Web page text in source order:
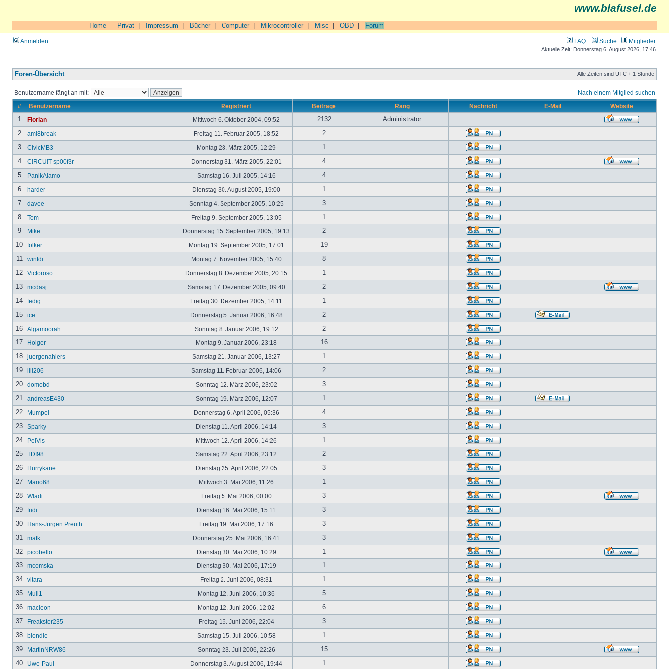
www.blafusel.de
Home Privat Impressum Bücher| Computer| Mikrocontroller| Misc OBD Forum
Anmelden FAQ Suche Mitglieder
Aktuelle Zeit: Donnerstag 6. August 2026, 17:46
Foren-Übersicht Alle Zeiten sind UTC + 1 Stunde
Benutzername fängt an mit: Nach einem Mitglied suchen
# Benutzername Registriert Beiträge Rang Nachricht E-Mail Website
1 Florian Mittwoch 6. Oktober 2004, 09:52 2132
Administrator
2
ami8break Freitag 11. Februar 2005, 18:52
2
3
CivicMB3 Montag 28. März 2005, 12:29
1
4
C!RCU!T sp00f3r Donnerstag 31. März 2005, 22:01
4
5
PanikAlamo Samstag 16. Juli 2005, 14:16
4
6
harder Dienstag 30. August 2005, 19:00
1
7
davee Sonntag 4. September 2005, 10:25
3
8
Tom Freitag 9. September 2005, 13:05
1
9
Mike Donnerstag 15. September 2005, 19:13
2
10
folker Montag 19. September 2005, 17:01
19
11
wintdi Montag 7. November 2005, 15:40
8
12
Victoroso Donnerstag 8. Dezember 2005, 20:15
1
13
mcdasj Samstag 17. Dezember 2005, 09:40
2
14
fedig Freitag 30. Dezember 2005, 14:11
1
15
ice Donnerstag 5. Januar 2006, 16:48
2
16
Algamoorah Sonntag 8. Januar 2006, 19:12
2
17
Holger Montag 9. Januar 2006, 23:18
16
18
juergenahlers Samstag 21. Januar 2006, 13:27
1
19
illi206 Samstag 11. Februar 2006, 14:06
2
20
domobd Sonntag 12. März 2006, 23:02
3
21
andreasE430 Sonntag 19. März 2006, 12:07
1
22
Mumpel Donnerstag 6. April 2006, 05:36
4
23
Sparky Dienstag 11. April 2006, 14:14
3
24
PelVis Mittwoch 12. April 2006, 14:26
1
25
TDI98 Samstag 22. April 2006, 23:12
2
26
Hurrykane Dienstag 25. April 2006, 22:05
3
27
Mario68 Mittwoch 3. Mai 2006, 11:26
1
28
Wladi Freitag 5. Mai 2006, 00:00
3
29
fridi Dienstag 16. Mai 2006, 15:11
3
30
Hans-Jürgen Preuth Freitag 19. Mai 2006, 17:16
3
31
matk Donnerstag 25. Mai 2006, 16:41
3
32
picobello Dienstag 30. Mai 2006, 10:29
1
33
mcomska Dienstag 30. Mai 2006, 17:19
1
34
vitara Freitag 2. Juni 2006, 08:31
1
35
Muli1 Montag 12. Juni 2006, 10:36
5
36
macleon Montag 12. Juni 2006, 12:02
6
37
Freakster235 Freitag 16. Juni 2006, 22:04
3
38
blondie Samstag 15. Juli 2006, 10:58
1
39
MartinNRW86 Sonntag 23. Juli 2006, 22:26
15
40
Uwe-Paul Donnerstag 3. August 2006, 19:44 1